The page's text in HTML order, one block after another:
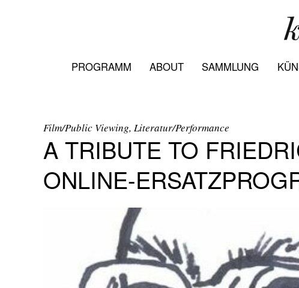
PROGRAMM ABOUT SAMMLUNG
Film/Public Viewing, Literatur/Performance
A TRIBUTE TO
ONLINE-